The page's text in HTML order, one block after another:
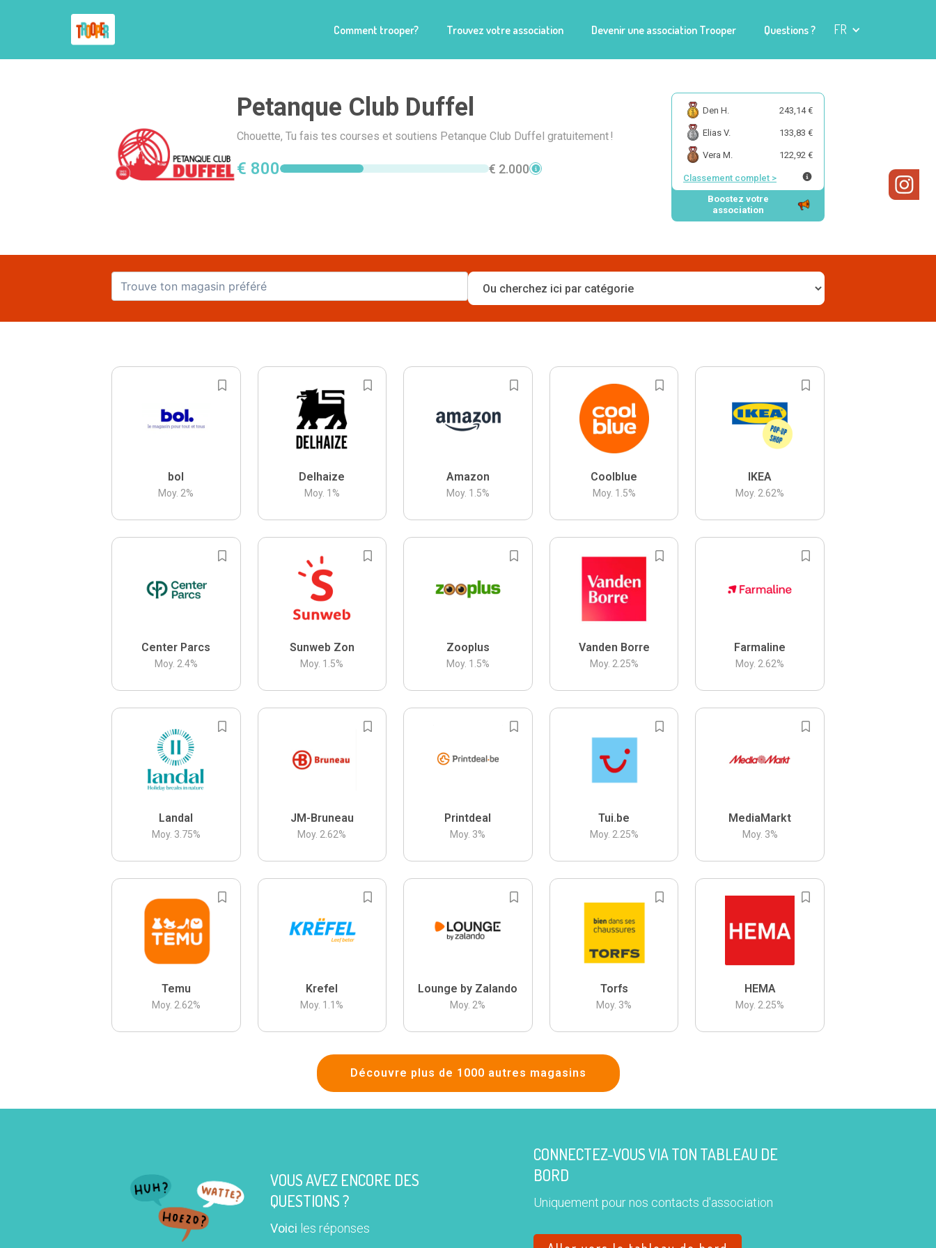
Comment trooper? Trouvez votre association Devenir une association Trooper Questions ? FR
Petanque Club Duffel
Chouette, Tu fais tes courses et soutiens Petanque Club Duffel gratuitement !
€ 800 € 2.000
Den H. 243,14 €
Elias V. 133,83 €
Vera M. 122,92 €
Classement complet >
Boostez votre
association
bol
Moy. 2%
Delhaize
Moy. 1 %
Amazon
Moy. 1.5%
Coolblue
Moy. 1.5%
IKEA
Moy. 2.62%
Center Parcs
Moy. 2.4%
Sunweb Zon
Moy. 1.5%
Zooplus
Moy. 1.5%
Vanden Borre
Moy. 2.25%
Farmaline
Moy. 2.62%
Landal
Moy. 3.75%
JM-Bruneau
Moy. 2.62%
Printdeal
Moy. 3%
Tui.be
Moy. 2.25%
MediaMarkt
Moy. 3%
Temu
Moy. 2.62%
Krefel
Moy. 1.1 %
Lounge by Zalando
Moy. 2%
Torfs
Moy. 3%
HEMA
Moy. 2.25%
Découvre plus de 1000 autres magasins
VOUS AVEZ ENCORE DES
QUESTIONS ?
Voici les réponses
CONNECTEZ-VOUS VIA TON TABLEAU DE
BORD
Uniquement pour nos contacts d'association